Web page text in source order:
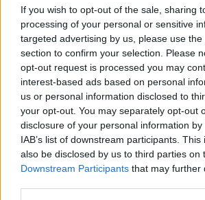
If you wish to opt-out of the sale, sharing
processing of your personal or sensitive
targeted advertising by us, please use
section to confirm your selection. Please
opt-out request is processed you may
interest-based ads based on personal
us or personal information disclosed to
your opt-out. You may separately opt-out
disclosure of your personal information
IAB’s list of downstream participants.
also be disclosed by us to third parties on
Downstream Participants that may further
per libertà di movimento.
5.000–6.000 passi molto facili.
Personalizzare il numero:
scegliere il proprio target
target di passiè un intervallo,
parte da 3.000–5.000 passi può
di 500–1.000 a settimana fino a
confortevole. Chi è già attivo può
8.000–12.000 passi, modulando